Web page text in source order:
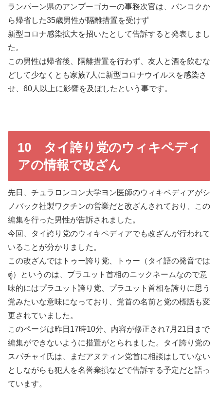
ランパーン県のアンプーゴカーの事務次官は、バンコクか
ら帰省した35歳男性が隔離措置を受けず
新型コロナ感染拡大を招いたとして告訴すると発表しまし
た。
この男性は帰省後、隔離措置を行わず、友人と酒を飲むな
どして少なくとも家族7人に新型コロナウイルスを感染さ
せ、60人以上に影響を及ぼしたという事です。
10 タイ誇り党のウィキペディ
アの情報で改ざん
先日、チュラロンコン大学ヨン医師のウィキペディアがシ
ノバック社製ワクチンの営業だと改ざんされており、この
編集を行った男性が告訴されました。
今回、タイ誇り党のウィキペディアでも改ざんが行われて
いることが分かりました。
この改ざんではトゥー誇り党、トゥー（タイ語の発音では
ตู่）というのは、プラユット首相のニックネームなので意
味的にはプラユット誇り党、プラユット首相を誇りに思う
党みたいな意味になっており、党首の名前と党の標語も変
更されていました。
このページは昨日17時10分、内容が修正され7月21日まで
編集ができないように措置がとられました。タイ誇り党の
スパチャイ氏は、まだアヌティン党首に相談はしていない
としながらも犯人を名誉棄損などで告訴する予定だと語っ
ています。